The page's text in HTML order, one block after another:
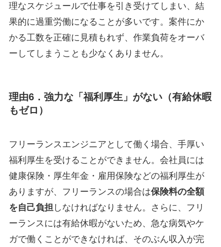
理なスケジュールで仕事を引き受けてしまい、結
果的に過重労働になることが多いです。案件にか
かる工数を正確に見積もれず、作業負荷をオーバ
ーしてしまうことも少なくありません。
理由6．強力な「福利厚生」がない（有給休暇
もゼロ）
フリーランスエンジニアとして働く場合、手厚い
福利厚生を受けることができません。会社員には
健康保険・厚生年金・雇用保険などの福利厚生が
ありますが、フリーランスの場合は保険料の全額
を自己負担しなければなりません。さらに、フリ
ーランスには有給休暇がないため、急な病気やケ
ガで働くことができなければ、そのぶん収入が完